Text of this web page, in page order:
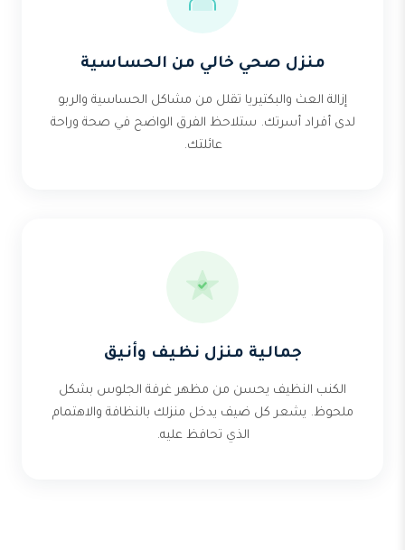
منزل صحي خالي من الحساسية
إزالة العث والبكتيريا تقلل من مشاكل الحساسية والربو
لدى أفراد أسرتك. ستلاحظ الفرق الواضح في صحة وراحة
عائلتك.
جمالية منزل نظيف وأنيق
الكنب النظيف يحسن من مظهر غرفة الجلوس بشكل
ملحوظ. يشعر كل ضيف يدخل منزلك بالنظافة والاهتمام
الذي تحافظ عليه.